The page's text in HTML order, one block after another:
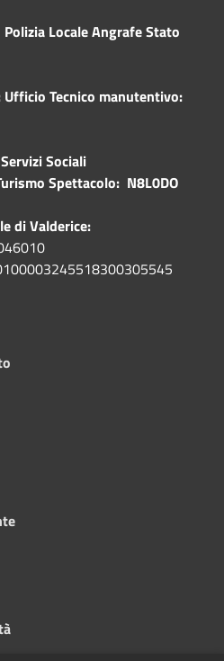
Locale Angrafe Stato
Tecnico manutentivo:
Sociali
Spettacolo: N8L0DO
di Valderice: